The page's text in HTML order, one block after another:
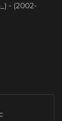
- (2002-